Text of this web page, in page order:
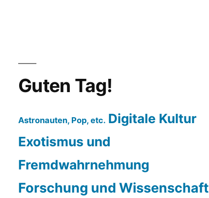
Guten Tag!
Astronauten, Pop, etc. Digitale Kultur
Exotismus und
Fremdwahrnehmung
Forschung und Wissenschaft